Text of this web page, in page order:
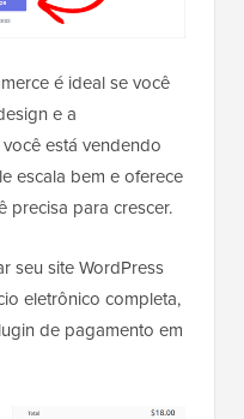
é ideal se você
e a
está vendendo
escala bem e oferece
precisa para crescer.
seu site WordPress
eletrônico completa,
de pagamento em